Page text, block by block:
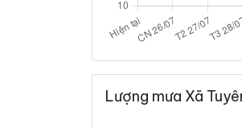
Lượng mưa Xã